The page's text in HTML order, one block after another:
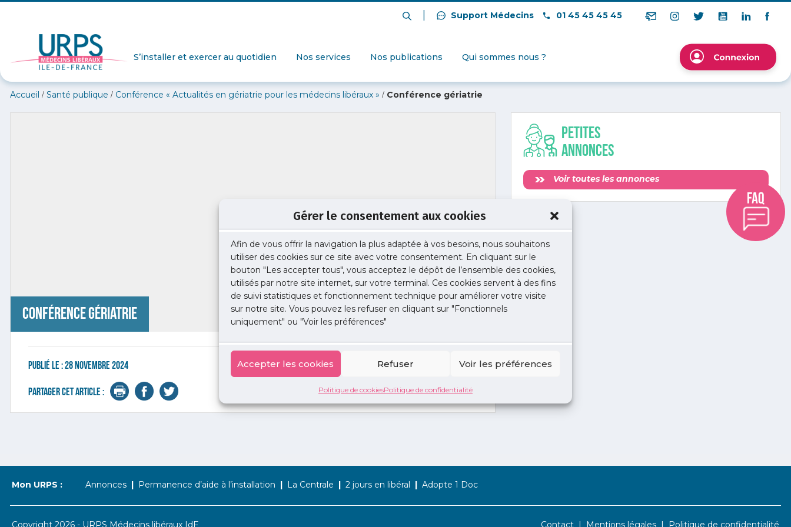
Gérer le consentement aux cookies
Afin de vous offrir la navigation la plus adaptée à vos besoins, nous souhaitons
utiliser des cookies sur ce site avec votre consentement. En cliquant sur le
bouton "Les accepter tous", vous acceptez le dépôt de l’ensemble des cookies,
utilisés par notre site internet, sur votre terminal. Ces cookies servent à des fins
de suivi statistiques et fonctionnement technique pour améliorer votre visite
sur notre site. Vous pouvez les refuser en cliquant sur "Fonctionnels
uniquement" ou "Voir les préférences"
Accepter les cookies Refuser Voir les préférences
Politique de cookiesPolitique de confidentialité
Support Médecins 01 45 45 45 45
S’installer et exercer au quotidien Nos services Nos publications Qui sommes nous ?
Accueil / Santé publique / Conférence « Actualités en gériatrie pour les médecins libéraux » / Conférence gériatrie
Conférence gériatrie
Publié le :28 novembre 2024
Partager cet article :
Petites
annonces
Voir toutes les annonces
Mon URPS : Annonces Permanence d’aide à l’installation La Centrale 2 jours en libéral Adopte 1 Doc
Copyright 2026 - URPS Médecins libéraux IdF Contact Mentions légales Politique de confidentialité